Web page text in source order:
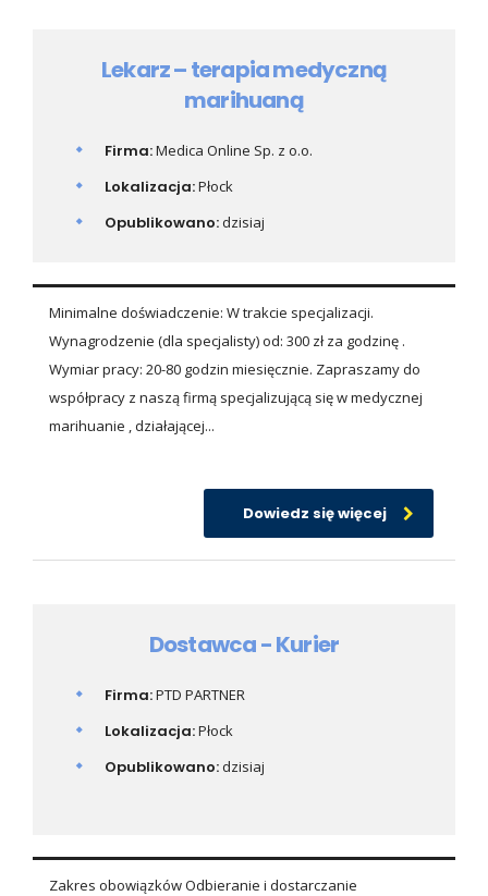
Lekarz – terapia medyczną
marihuaną
Firma:Medica Online Sp. z o.o.
Lokalizacja:Płock
Opublikowano:dzisiaj
Minimalne doświadczenie: W trakcie specjalizacji.
Wynagrodzenie (dla specjalisty) od: 300 zł za godzinę .
Wymiar pracy: 20-80 godzin miesięcznie. Zapraszamy do
współpracy z naszą firmą specjalizującą się w medycznej
marihuanie , działającej...
Dowiedz się więcej
Dostawca - Kurier
Firma:PTD PARTNER
Lokalizacja:Płock
Opublikowano:dzisiaj
Zakres obowiązków Odbieranie i dostarczanie